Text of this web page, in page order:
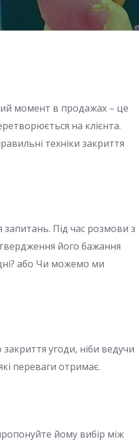
момент в продажах – це
на клієнта.
техніки закриття
Під час розмови з
його бажання
або Чи можемо ми
угоди, ніби ведучи
переваги отримає.
йому вибір між